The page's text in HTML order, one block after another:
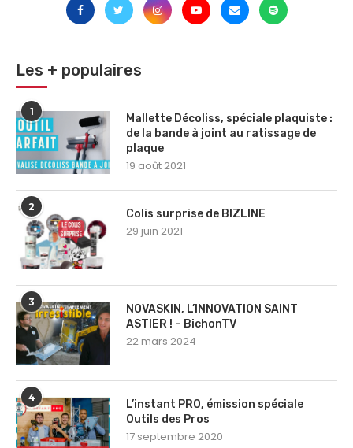
Les + populaires
1
Mallette Décoliss, spéciale plaquiste :
de la bande à joint au ratissage de
plaque
19 août 2021
2
Colis surprise de BIZLINE
29 juin 2021
3
NOVASKIN, L’INNOVATION SAINT
ASTIER ! – BichonTV
22 mars 2024
4
L’instant PRO, émission spéciale
Outils des Pros
17 septembre 2020